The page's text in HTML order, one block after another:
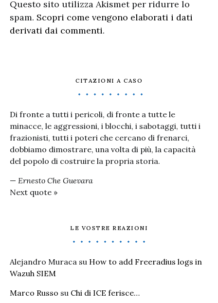
Questo sito utilizza Akismet per ridurre lo
spam. Scopri come vengono elaborati i dati
derivati dai commenti.
CITAZIONI A CASO
Di fronte a tutti i pericoli, di fronte a tutte le
minacce, le aggressioni, i blocchi, i sabotaggi, tutti i
frazionisti, tutti i poteri che cercano di frenarci,
dobbiamo dimostrare, una volta di più, la capacità
del popolo di costruire la propria storia.
— Ernesto Che Guevara
Next quote »
LE VOSTRE REAZIONI
Alejandro Muraca su How to add Freeradius logs in
Wazuh SIEM
Marco Russo su Chi di ICE ferisce…